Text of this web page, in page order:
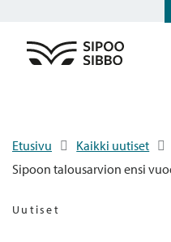
Etusivu Kaikki uutiset
Sipoon talousarvion ensi
Uutiset